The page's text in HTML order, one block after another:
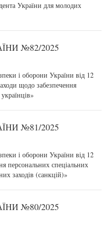
України для молодих
№82/2025
і оборони України від 12
щодо забезпечення
№81/2025
і оборони України від 12
персональних спеціальних
заходів (санкцій)»
№80/2025